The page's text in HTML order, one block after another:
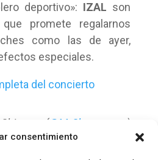
consentimiento
deportivo»: IZAL son
promete regalarnos
como las de ayer,
especiales.
del concierto
(@MrChorusman )